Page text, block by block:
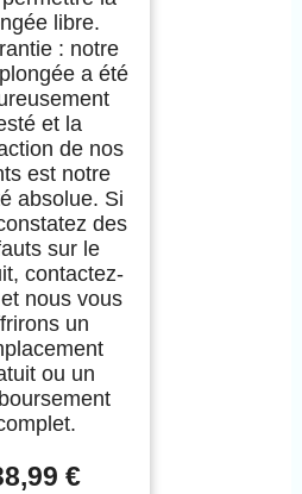
libre.
: notre
a été
et la
de nos
est notre
absolue. Si
des
sur le
contactez-
nous vous
un
ou un
€